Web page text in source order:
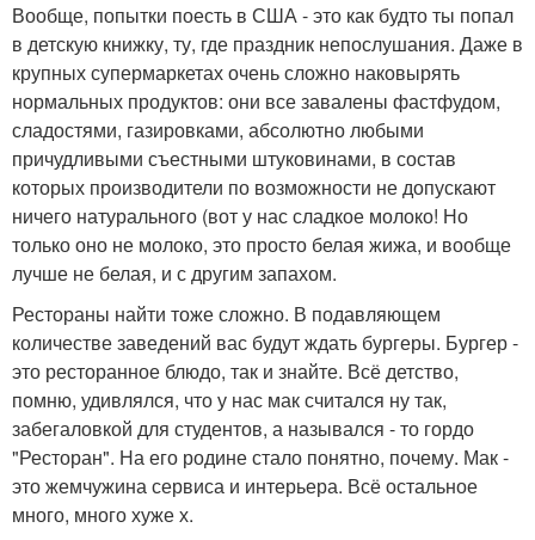
Вообще, попытки поесть в США - это как будто ты попал
в детскую книжку, ту, где праздник непослушания. Даже в
крупных супермаркетах очень сложно наковырять
нормальных продуктов: они все завалены фастфудом,
сладостями, газировками, абсолютно любыми
причудливыми съестными штуковинами, в состав
которых производители по возможности не допускают
ничего натурального (вот у нас сладкое молоко! Но
только оно не молоко, это просто белая жижа, и вообще
лучше не белая, и с другим запахом.
Рестораны найти тоже сложно. В подавляющем
количестве заведений вас будут ждать бургеры. Бургер -
это ресторанное блюдо, так и знайте. Всё детство,
помню, удивлялся, что у нас мак считался ну так,
забегаловкой для студентов, а назывался - то гордо
"Ресторан". На его родине стало понятно, почему. Мак -
это жемчужина сервиса и интерьера. Всё остальное
много, много хуже х.